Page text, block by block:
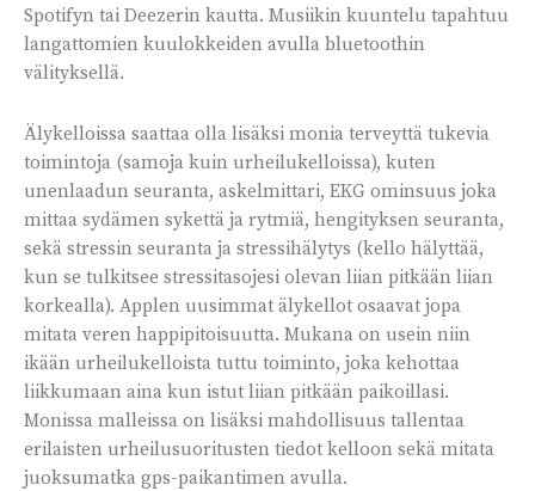
Spotifyn tai Deezerin kautta. Musiikin kuuntelu tapahtuu
langattomien kuulokkeiden avulla bluetoothin
välityksellä.
Älykelloissa saattaa olla lisäksi monia terveyttä tukevia
toimintoja (samoja kuin urheilukelloissa), kuten
unenlaadun seuranta, askelmittari, EKG ominsuus joka
mittaa sydämen sykettä ja rytmiä, hengityksen seuranta,
sekä stressin seuranta ja stressihälytys (kello hälyttää,
kun se tulkitsee stressitasojesi olevan liian pitkään liian
korkealla). Applen uusimmat älykellot osaavat jopa
mitata veren happipitoisuutta. Mukana on usein niin
ikään urheilukelloista tuttu toiminto, joka kehottaa
liikkumaan aina kun istut liian pitkään paikoillasi.
Monissa malleissa on lisäksi mahdollisuus tallentaa
erilaisten urheilusuoritusten tiedot kelloon sekä mitata
juoksumatka gps-paikantimen avulla.